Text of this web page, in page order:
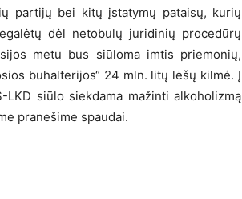
partijų bei kitų įstatymų pataisų, kurių
dėl netobulų juridinių procedūrų
metu bus siūloma imtis priemonių,
buhalterijos“ 24 mln. litų lėšų kilmė. Į
siūlo siekdama mažinti alkoholizmą
pranešime spaudai.